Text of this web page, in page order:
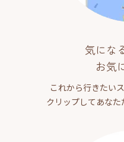
気にな
お気
これから行きたい
クリップしてあなた